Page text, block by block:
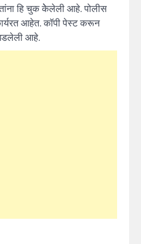
हि चुक केेलेली आहे. पोलीस
आहेत. कॉपी पेस्ट करून
आहे.